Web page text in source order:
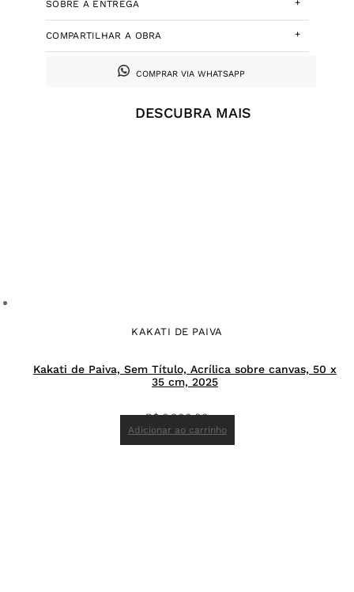
SOBRE A ENTREGA +
COMPARTILHAR A OBRA +
COMPRAR VIA WHATSAPP
DESCUBRA MAIS
KAKATI DE PAIVA
Kakati de Paiva, Sem Título, Acrílica sobre canvas, 50 x
35 cm, 2025
R$6.000,00
Adicionar ao carrinho